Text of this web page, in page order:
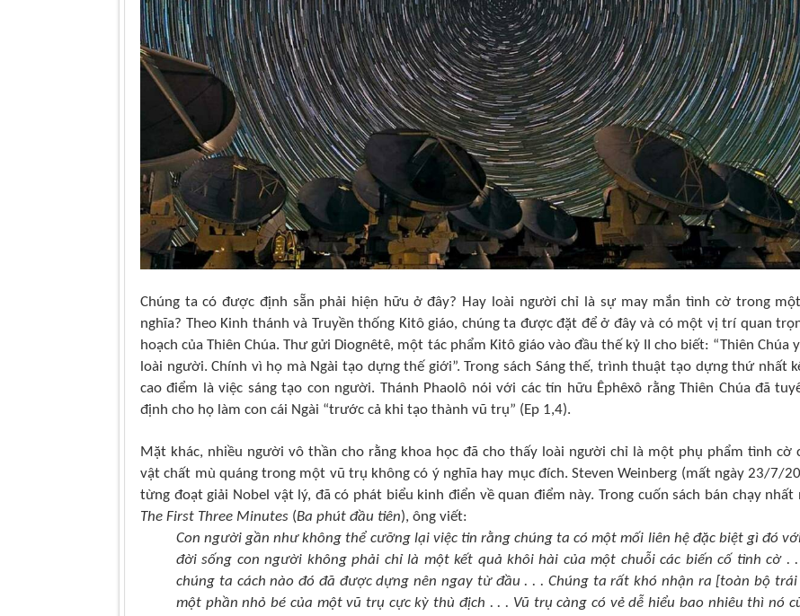
Chúng ta cóđược định sẵn phải hiện hữu ở đây? Hay loài người chỉ là sự may mắn tình cờ trong
nghĩa? Theo Kinh thánh và Truyền thống Kitô giáo, chúng ta được đặt để ở đây và có một vị trí quan
hoạch của Thiên Chúa. Thư gửi Diognêtê, một tác phẩm Kitô giáo vào đầu thế kỷ II cho biết: “Thiên Chúa
loài người. Chính vì họ mà Ngài tạo dựng thế giới”. Trong sách Sáng thế, trình thuật tạo dựng thứ nhất
cao điểm là việc sáng tạo con người. Thánh Phaolô nói với các tín hữu Êphêxô rằng Thiên Chúa đã
định cho họ làm con cái Ngài “trước cả khi tạo thành vũ trụ” (Ep 1,4).
Mặt khác, nhiều người vô thần cho rằng khoa học đã cho thấy loài người chỉ là một phụ phẩm tình cờ
vật chất mù quáng trong một vũ trụ không có ý nghĩa hay mục đích. Steven Weinberg (mất ngày 23/7/
từng đoạt giải Nobel vật lý, đã có phát biểu kinh điển về quan điểm này. Trong cuốn sách bán chạy nhất
The First Three Minutes (Ba phút đầu tiên), ông viết:
Con người gần như không thể cưỡng lại việc tin rằng chúng ta có một mối liên hệ đặc biệt gì đó
đời sống con người không phải chỉ là một kết quả khôi hài của một chuỗi các biến cố tình cờ .
chúng ta cách nào đó đã được dựng nên ngay từ đầu . . . Chúng ta rất khó nhận ra [toàn bộ
một phần nhỏ bé của một vũ trụ cực kỳthù địch . . . Vũ trụ càng có vẻ dễ hiểu bao nhiêu thì nó